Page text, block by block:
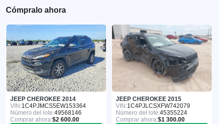
Cómpralo ahora
JEEP CHEROKEE 2014
VIN:1C4PJMCS5EW153364
Número del lote:49568146
Comprar ahora:$2 600.00
JEEP CHEROKEE 2015
VIN:1C4PJLCSXFW742079
Número del lote:45355224
Comprar ahora:$1 300.00